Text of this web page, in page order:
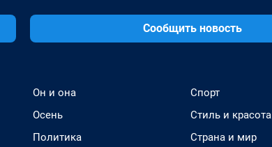
Сообщить новость
Он и она
Осень
Политика
Спорт
Стиль и красота
Страна и мир